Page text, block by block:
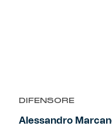
DIFENSORE
Alessandro